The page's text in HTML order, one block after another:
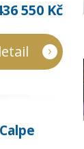
550 Kč